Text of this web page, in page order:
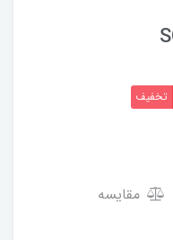
تخفیف
مقایسه